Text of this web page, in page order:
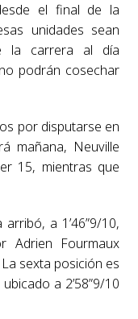
el final de la
unidades sean
la carrera al día
podrán cosechar
por disputarse en
mañana, Neuville
15, mientras que
a 1’46”9/10,
Adrien Fourmaux
sexta posición es
a 2’58”9/10